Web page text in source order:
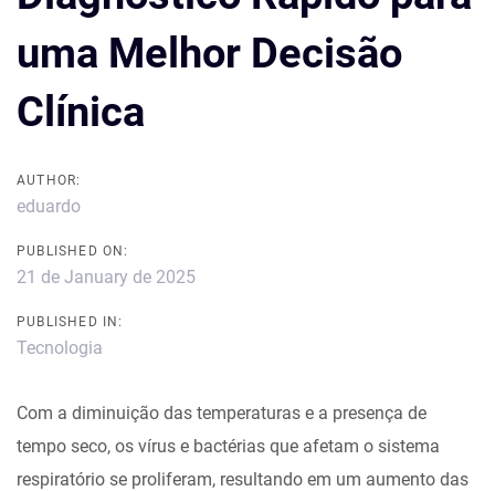
uma Melhor Decisão
Clínica
AUTHOR:
eduardo
PUBLISHED ON:
21 de January de 2025
PUBLISHED IN:
Tecnologia
Com a diminuição das temperaturas e a presença de
tempo seco, os vírus e bactérias que afetam o sistema
respiratório se proliferam, resultando em um aumento das